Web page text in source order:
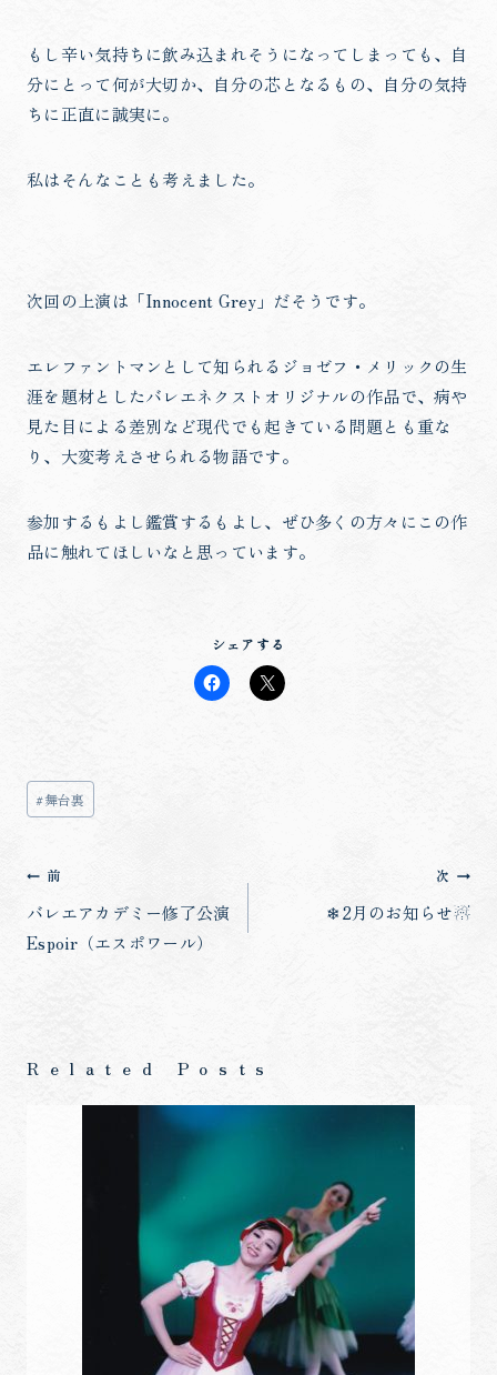
もし辛い気持ちに飲み込まれそうになってしまっても、自
分にとって何が大切か、自分の芯となるもの、自分の気持
ちに正直に誠実に。
私はそんなことも考えました。
次回の上演は「Innocent Grey」だそうです。
エレファントマンとして知られるジョゼフ・メリックの生
涯を題材としたバレエネクストオリジナルの作品で、病や
見た目による差別など現代でも起きている問題とも重な
り、大変考えさせられる物語です。
参加するもよし鑑賞するもよし、ぜひ多くの方々にこの作
品に触れてほしいなと思っています。
シェアする
投
稿
グ:
#舞台裏
投
稿
ナ
ー
前
バレエアカデミー修了公演
Espoir（エスポワール）
次
❄2月のお知らせ☃
Related Posts